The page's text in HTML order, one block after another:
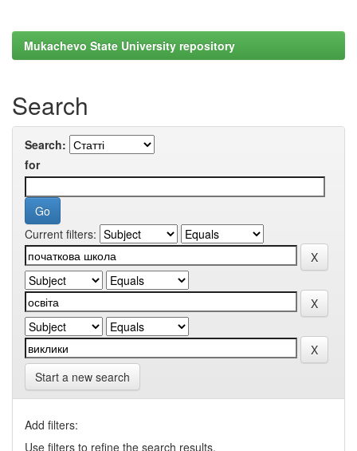
Mukachevo State University repository
Search
Search:
for
Current filters:
Start a new search
Add filters:
Use filters to refine the search results.